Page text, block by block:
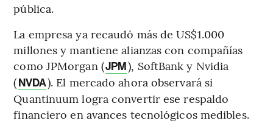
pública.
La empresa ya recaudó más de US$1.000
millones y mantiene alianzas con compañías
como JPMorgan (JPM), SoftBank y Nvidia
(NVDA). El mercado ahora observará si
Quantinuum logra convertir ese respaldo
financiero en avances tecnológicos medibles.